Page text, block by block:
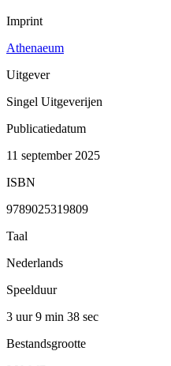
Imprint
Athenaeum
Uitgever
Singel Uitgeverijen
Publicatiedatum
11 september 2025
ISBN
9789025319809
Taal
Nederlands
Speelduur
3 uur 9 min 38 sec
Bestandsgrootte